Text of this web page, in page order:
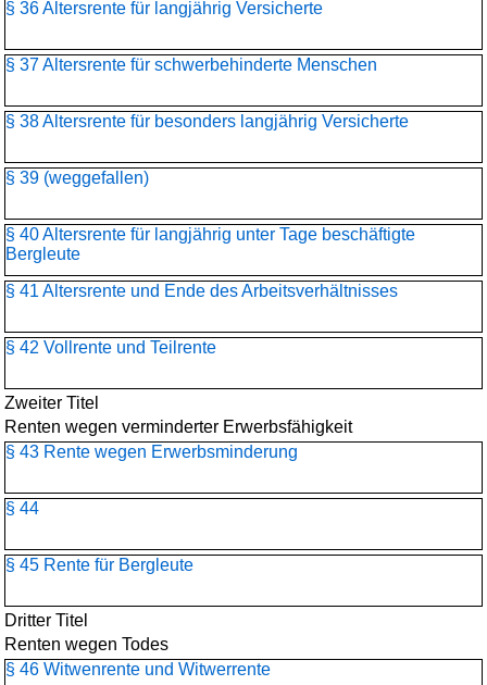
§ 36 Altersrente für langjährig Versicherte
§ 37 Altersrente für schwerbehinderte Menschen
§ 38 Altersrente für besonders langjährig Versicherte
§ 39 (weggefallen)
§ 40 Altersrente für langjährig unter Tage beschäftigte
Bergleute
§ 41 Altersrente und Ende des Arbeitsverhältnisses
§ 42 Vollrente und Teilrente
Zweiter Titel
Renten wegen verminderter Erwerbsfähigkeit
§ 43 Rente wegen Erwerbsminderung
§ 44
§ 45 Rente für Bergleute
Dritter Titel
Renten wegen Todes
§ 46 Witwenrente und Witwerrente